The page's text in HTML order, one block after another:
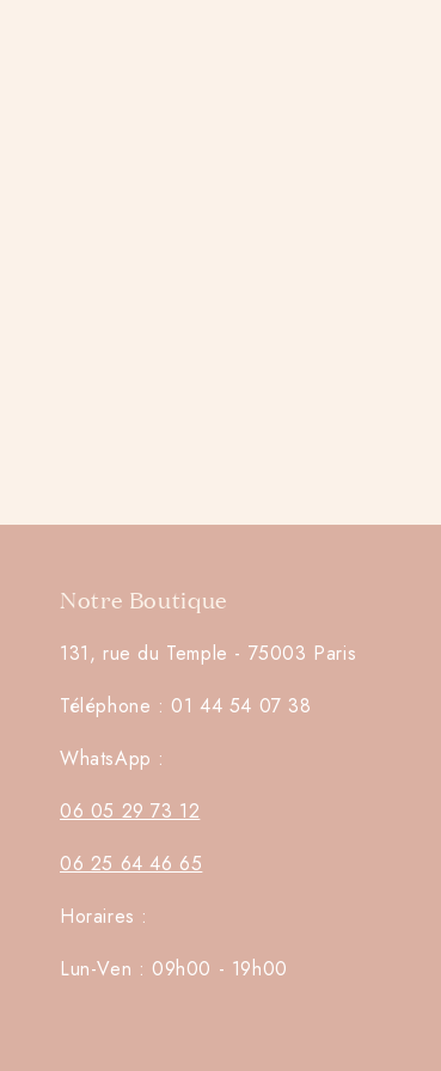
Notre Boutique
131, rue du Temple - 75003 Paris
Téléphone : 01 44 54 07 38
WhatsApp :
06 05 29 73 12
06 25 64 46 65
Horaires :
Lun-Ven : 09h00 - 19h00